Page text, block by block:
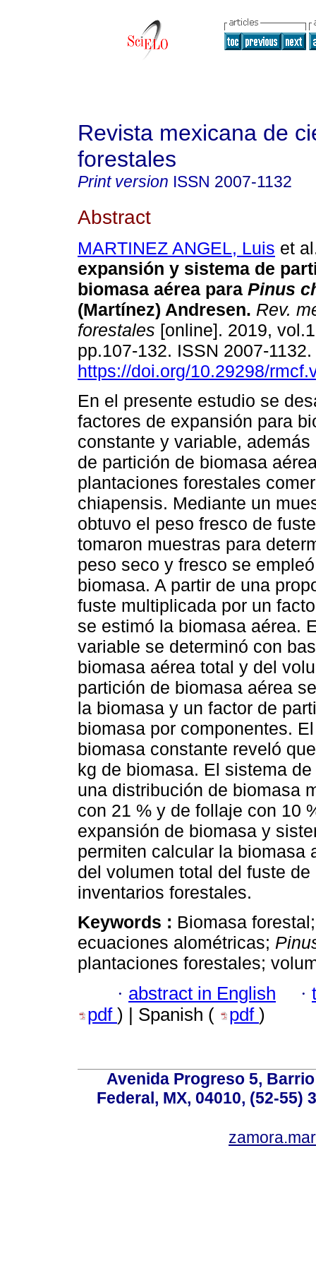
Revista mexicana de
forestales
Print version ISSN 2007-1132
Abstract
MARTINEZ ANGEL, Luis et
expansión y sistema de
biomasa aérea para Pinus
(Martínez) Andresen. Rev.
forestales [online]. 2019,
pp.107-132. ISSN 2007-1132.
https://doi.org/10.29298/
En el presente estudio se
factores de expansión para
constante y variable,
de partición de biomasa
plantaciones forestales
chiapensis. Mediante un
obtuvo el peso fresco de
tomaron muestras para
peso seco y fresco se
biomasa. A partir de una
fuste multiplicada por un
se estimó la biomasa aérea.
variable se determinó con
biomasa aérea total y del
partición de biomasa aérea
la biomasa y un factor de
biomasa por componentes.
biomasa constante reveló
kg de biomasa. El sistema
una distribución de biomasa
con 21 % y de follaje con 10
expansión de biomasa y
permiten calcular la biomasa
del volumen total del fuste
inventarios forestales.
Keywords : Biomasa
ecuaciones alométricas;
plantaciones forestales;
· abstract in English ·
pdf ) | Spanish ( pdf )
Avenida Progreso 5,
Federal, MX, 04010, (52-55)